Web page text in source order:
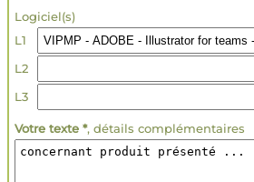
Logiciel(s)
L1
L2
L3
Votre texte *, détails complémentaires